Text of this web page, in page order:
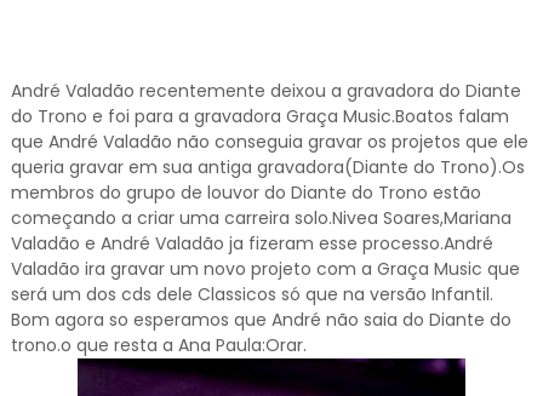
André Valadão recentemente deixou a gravadora do Diante
do Trono e foi para a gravadora Graça Music.Boatos falam
que André Valadão não conseguia gravar os projetos que ele
queria gravar em sua antiga gravadora(Diante do Trono).Os
membros do grupo de louvor do Diante do Trono estão
começando a criar uma carreira solo.Nivea Soares,Mariana
Valadão e André Valadão ja fizeram esse processo.André
Valadão ira gravar um novo projeto com a Graça Music que
será um dos cds dele Classicos só que na versão Infantil.
Bom agora so esperamos que André não saia do Diante do
trono.o que resta a Ana Paula:Orar.